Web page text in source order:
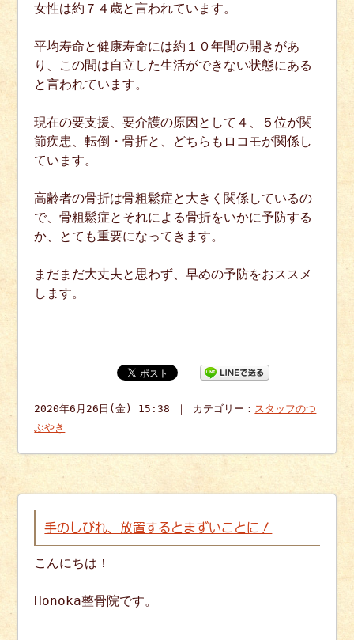
女性は約７４歳と言われています。
平均寿命と健康寿命には約１０年間の開きがあ
り、この間は自立した生活ができない状態にある
と言われています。
現在の要支援、要介護の原因として４、５位が関
節疾患、転倒・骨折と、どちらもロコモが関係し
ています。
高齢者の骨折は骨粗鬆症と大きく関係しているの
で、骨粗鬆症とそれによる骨折をいかに予防する
か、とても重要になってきます。
まだまだ大丈夫と思わず、早めの予防をおススメ
します。
2020年6月26日(金) 15:38 ｜ カテゴリー： スタッフのつ
ぶやき
手のしびれ、放置するとまずいことに！
こんにちは！
Honoka整骨院です。